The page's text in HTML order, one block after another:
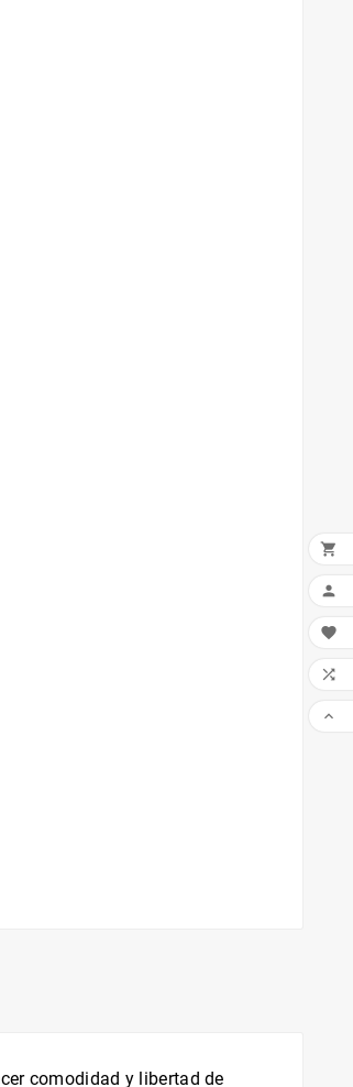
comodidad y libertad de




